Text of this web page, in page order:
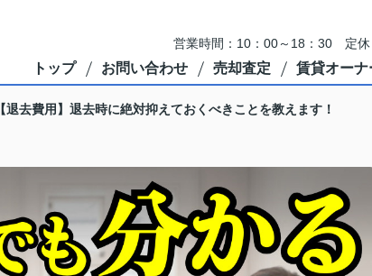
営業時間：10：00～18：30 定
トップ お問い合わせ 売却査定 賃貸オーナ
【退去費用】退去時に絶対抑えておくべきことを教えます！